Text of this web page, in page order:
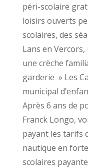
péri-scolaire
loisirs ouverts
scolaires, des
Lans en
une crèche
garderie » Les
municipal
Après 6 ans de
Franck Longo,
payant les tarifs
nautique en
scolaires